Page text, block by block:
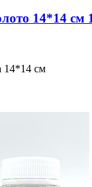
14*14 см
14*14 см